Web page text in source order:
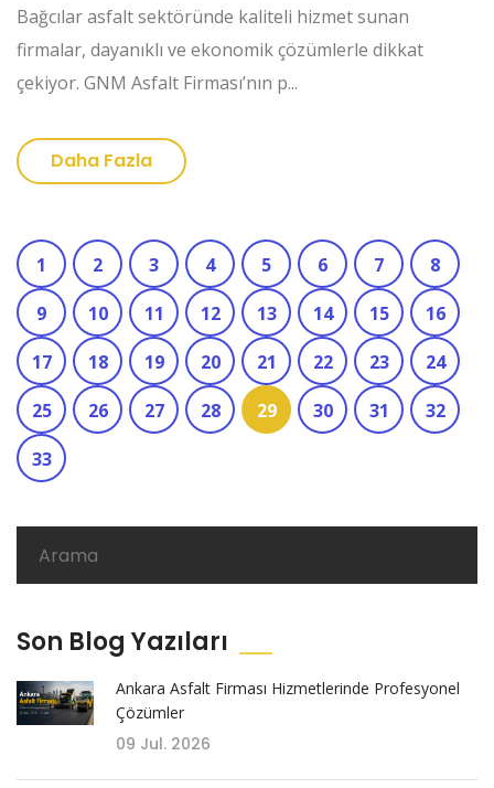
Bağcılar asfalt sektöründe kaliteli hizmet sunan
firmalar, dayanıklı ve ekonomik çözümlerle dikkat
çekiyor. GNM Asfalt Firması’nın p...
Daha Fazla
1 2 3 4 5 6 7
8
9
10 11 12 13 14 15
16
17
18 19 20 21 22 23
24
25
26 27 28 29 30 31
32
33
Son Blog Yazıları
Ankara Asfalt Firması Hizmetlerinde Profesyonel
Çözümler
09 Jul. 2026